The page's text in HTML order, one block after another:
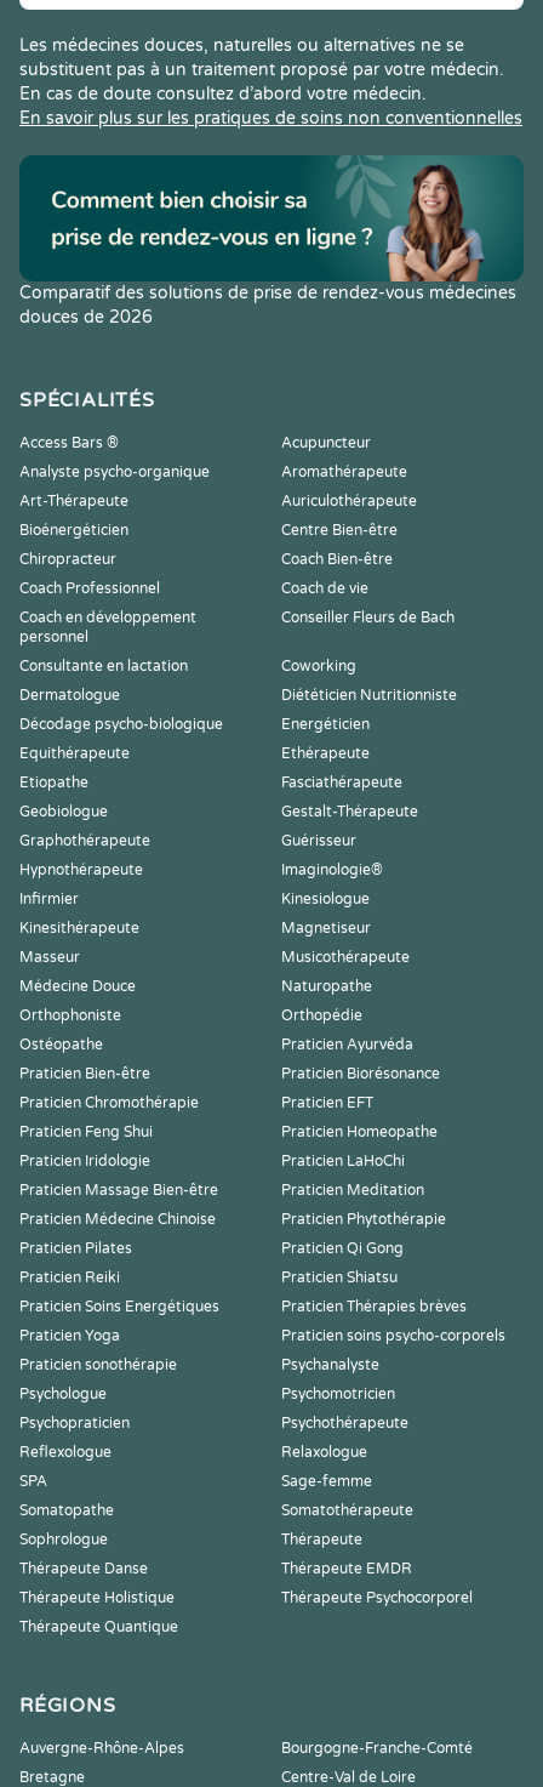
Les médecines douces, naturelles ou alternatives ne se
substituent pas à un traitement proposé par votre médecin.
En cas de doute consultez d’abord votre médecin.
En savoir plus sur les pratiques de soins non conventionnelles
Comparatif des solutions de prise de rendez-vous médecines
douces de 2026
SPÉCIALITÉS
Access Bars ®
Acupuncteur
Analyste psycho-organique
Aromathérapeute
Art-Thérapeute
Auriculothérapeute
Bioénergéticien
Centre Bien-être
Chiropracteur
Coach Bien-être
Coach Professionnel
Coach de vie
Coach en développement
personnel
Conseiller Fleurs de Bach
Consultante en lactation
Coworking
Dermatologue
Diététicien Nutritionniste
Décodage psycho-biologique
Energéticien
Equithérapeute
Ethérapeute
Etiopathe
Fasciathérapeute
Geobiologue
Gestalt-Thérapeute
Graphothérapeute
Guérisseur
Hypnothérapeute
Imaginologie®
Infirmier
Kinesiologue
Kinesithérapeute
Magnetiseur
Masseur
Musicothérapeute
Médecine Douce
Naturopathe
Orthophoniste
Orthopédie
Ostéopathe
Praticien Ayurvéda
Praticien Bien-être
Praticien Biorésonance
Praticien Chromothérapie
Praticien EFT
Praticien Feng Shui
Praticien Homeopathe
Praticien Iridologie
Praticien LaHoChi
Praticien Massage Bien-être
Praticien Meditation
Praticien Médecine Chinoise
Praticien Phytothérapie
Praticien Pilates
Praticien Qi Gong
Praticien Reiki
Praticien Shiatsu
Praticien Soins Energétiques
Praticien Thérapies brèves
Praticien Yoga
Praticien soins psycho-corporels
Praticien sonothérapie
Psychanalyste
Psychologue
Psychomotricien
Psychopraticien
Psychothérapeute
Reflexologue
Relaxologue
SPA
Sage-femme
Somatopathe
Somatothérapeute
Sophrologue
Thérapeute
Thérapeute Danse
Thérapeute EMDR
Thérapeute Holistique
Thérapeute Psychocorporel
Thérapeute Quantique
RÉGIONS
Auvergne-Rhône-Alpes
Bourgogne-Franche-Comté
Bretagne
Centre-Val de Loire